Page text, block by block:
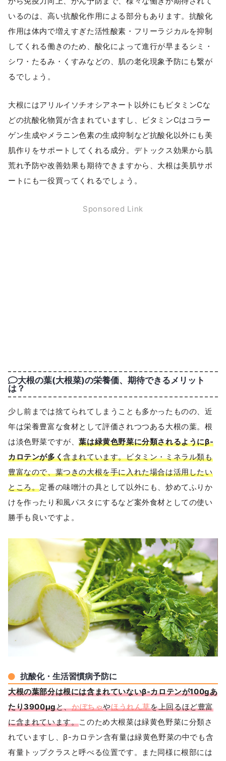
いるのは、高い抗酸化作用による部分もあります。抗酸化
作用は体内で増えすぎた活性酸素・フリーラジカルを抑制
してくれる働きのため、酸化によって進行が早まるシミ・
シワ・たるみ・くすみなどの、肌の老化現象予防にも繋が
るでしょう。
大根にはアリルイソチオシアネート以外にもビタミンCな
どの抗酸化物質が含まれていますし、ビタミンCはコラー
ゲン生成やメラニン色素の生成抑制など抗酸化以外にも美
肌作りをサポートしてくれる成分。デトックス効果から肌
荒れ予防や改善効果も期待できますから、大根は美肌サポ
ートにも一役買ってくれるでしょう。
Sponsored Link
大根の葉(大根菜)の栄養価、期待できるメリット
は？
少し前までは捨てられてしまうことも多かったものの、近
年は栄養豊富な食材として評価されつつある大根の葉。根
は淡色野菜ですが、葉は緑黄色野菜に分類されるようにβ-
カロテンが多く含まれています。ビタミン・ミネラル類も
豊富なので、葉つきの大根を手に入れた場合は活用したい
ところ。定番の味噌汁の具として以外にも、炒めてふりか
けを作ったり和風パスタにするなど案外食材としての使い
勝手も良いですよ。
抗酸化・生活習慣病予防に
大根の葉部分は根には含まれていないβ-カロテンが100gあ
たり3900μgと、かぼちゃやほうれん草を上回るほど豊富
に含まれています。このため大根菜は緑黄色野菜に分類さ
れていますし、β-カロテン含有量は緑黄色野菜の中でも含
有量トップクラスと呼べる位置です。また同様に根部には